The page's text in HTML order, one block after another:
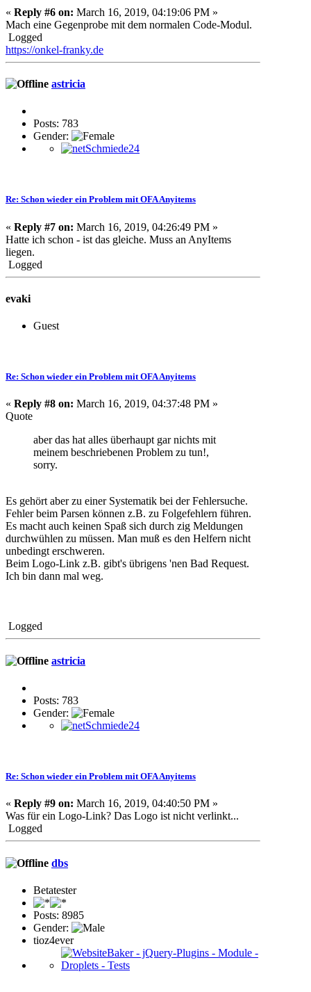
« Reply #6 on: March 16, 2019, 04:19:06 PM »
Mach eine Gegenprobe mit dem normalen Code-Modul.
Logged
https://onkel-franky.de
astricia
Posts: 783
Gender:
Re: Schon wieder ein Problem mit OFA Anyitems
« Reply #7 on: March 16, 2019, 04:26:49 PM »
Hatte ich schon - ist das gleiche. Muss an AnyItems
liegen.
Logged
evaki
Guest
Re: Schon wieder ein Problem mit OFA Anyitems
« Reply #8 on: March 16, 2019, 04:37:48 PM »
Quote
aber das hat alles überhaupt gar nichts mit
meinem beschriebenen Problem zu tun!,
sorry.
Es gehört aber zu einer Systematik bei der Fehlersuche.
Fehler beim Parsen können z.B. zu Folgefehlern führen.
Es macht auch keinen Spaß sich durch zig Meldungen
durchwühlen zu müssen. Man muß es den Helfern nicht
unbedingt erschweren.
Beim Logo-Link z.B. gibt's übrigens 'nen Bad Request.
Ich bin dann mal weg.
Logged
astricia
Posts: 783
Gender:
Re: Schon wieder ein Problem mit OFA Anyitems
« Reply #9 on: March 16, 2019, 04:40:50 PM »
Was für ein Logo-Link? Das Logo ist nicht verlinkt...
Logged
dbs
Betatester
Posts: 8985
Gender:
tioz4ever